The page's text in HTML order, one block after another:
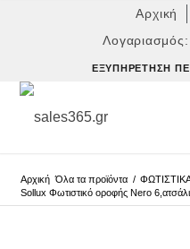
Αρχική
ΕΞΥΠΗΡΈΤΗΣΗ
Αρχική Όλα τα προϊόντα /
Sollux Φωτιστικό οροφής Nero